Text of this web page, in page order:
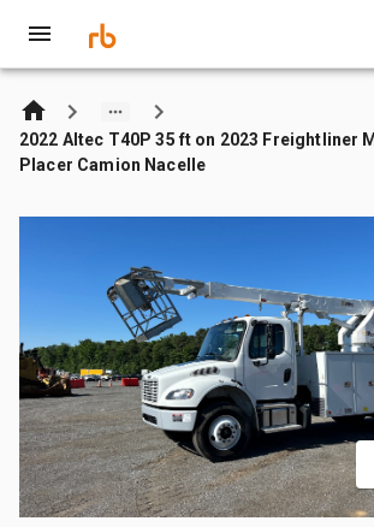
2022 Altec T40P 35 ft on 2023 Freightliner
Placer Camion Nacelle